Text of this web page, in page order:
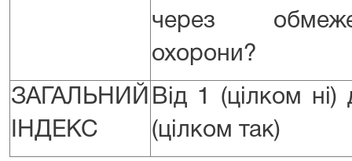
через
охорони?
ЗАГАЛЬНИЙ
ІНДЕКС
Від 1 (цілком ні)
(цілком так)